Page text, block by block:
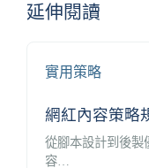
延伸閱讀
實用策略
網紅內容策略
從腳本設計到後製
容…